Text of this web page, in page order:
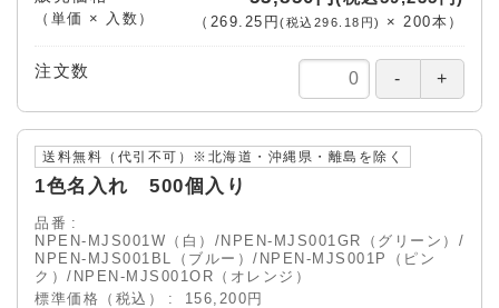
（単価 × 入数） （ 269.25円(税込296.18円) ×200本 ）
注文数
送料無料（代引不可）※北海道・沖縄県・離島を除く
1色名入れ 500個入り
品番
NPEN-MJS001W（白）/NPEN-MJS001GR（グリーン）/
NPEN-MJS001BL（ブルー）/NPEN-MJS001P（ピン
ク）/NPEN-MJS001OR（オレンジ）
標準価格（税込）
156,200円